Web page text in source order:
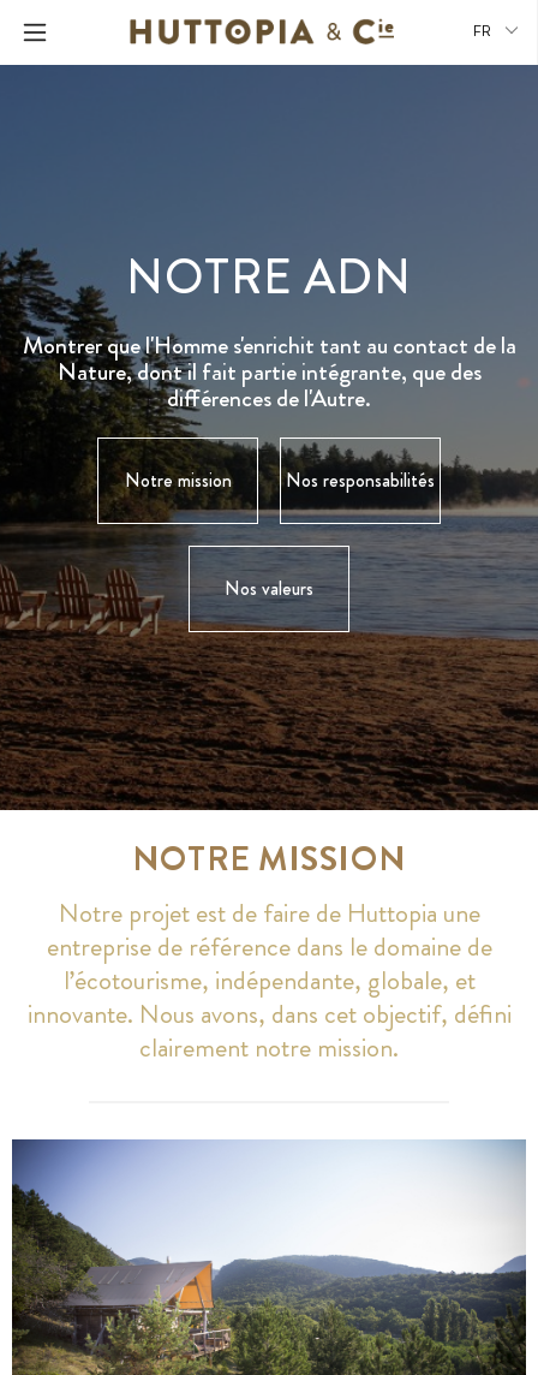
FR
NOTRE ADN
Montrer que l'Homme s'enrichit tant au contact de la
Nature, dont il fait partie intégrante, que des
différences de l'Autre.
Notre mission Nos responsabilités
Nos valeurs
NOTRE MISSION
Notre projet est de faire de Huttopia une
entreprise de référence dans le domaine de
l’écotourisme, indépendante, globale, et
innovante. Nous avons, dans cet objectif, défini
clairement notre mission.